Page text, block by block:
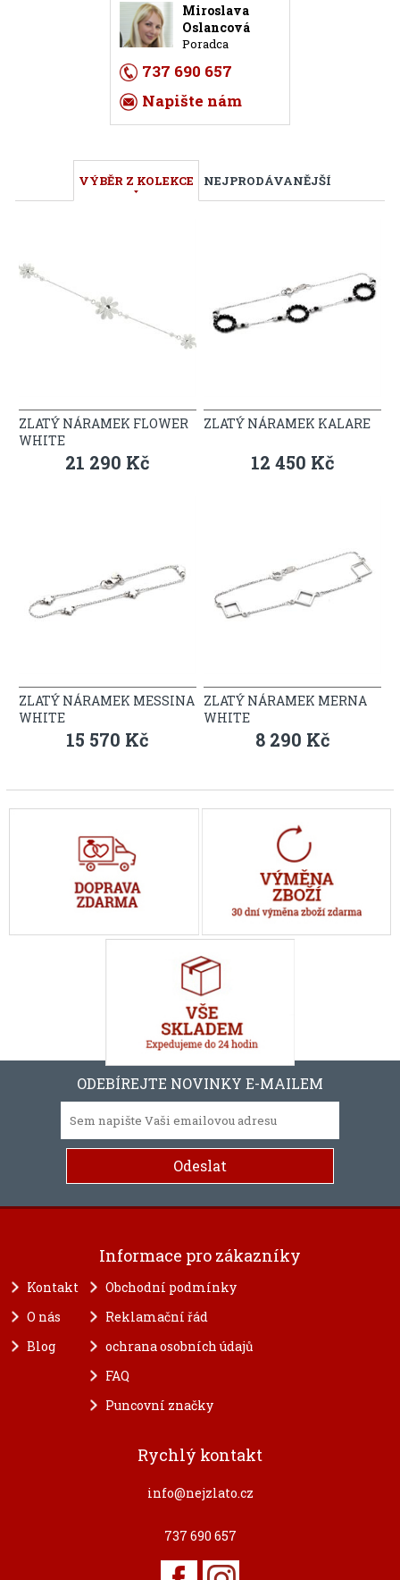
Miroslava
Oslancová
Poradca
737 690 657
Napište nám
VÝBĚR Z KOLEKCE NEJPRODÁVANĚJŠÍ
ZLATÝ NÁRAMEK FLOWER
WHITE
21 290 Kč
ZLATÝ NÁRAMEK KALARE
12 450 Kč
ZLATÝ NÁRAMEK MESSINA
WHITE
15 570 Kč
ZLATÝ NÁRAMEK MERNA
WHITE
8 290 Kč
ODEBÍREJTE NOVINKY E-MAILEM
Informace pro zákazníky
Kontakt
O nás
Blog
Obchodní podmínky
Reklamační řád
ochrana osobních údajů
FAQ
Puncovní značky
Rychlý kontakt
info@nejzlato.cz
737 690 657